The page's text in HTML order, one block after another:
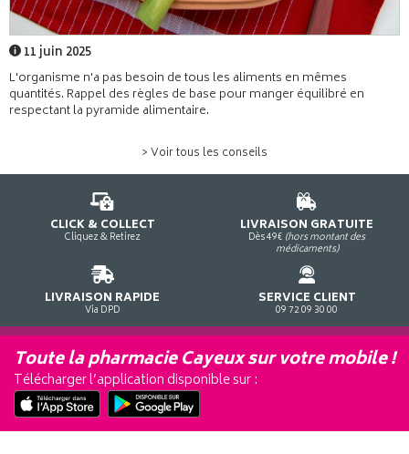
11 juin 2025
L'organisme n'a pas besoin de tous les aliments en mêmes
quantités. Rappel des règles de base pour manger équilibré en
respectant la pyramide alimentaire.
> Voir tous les conseils
CLICK & COLLECT
Cliquez & Retirez
LIVRAISON GRATUITE
Dès 49€ (hors montant des
médicaments)
LIVRAISON RAPIDE
Via DPD
SERVICE CLIENT
09 72 09 30 00
Toute la pharmacie Cayeux sur votre mobile !
Télécharger l’application disponible sur :